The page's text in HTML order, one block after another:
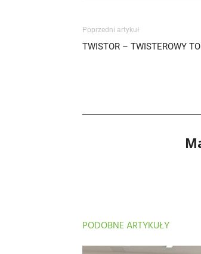
Poprzedni artykuł
TWISTOR – TWISTEROWY
PODOBNE ARTYKUŁY